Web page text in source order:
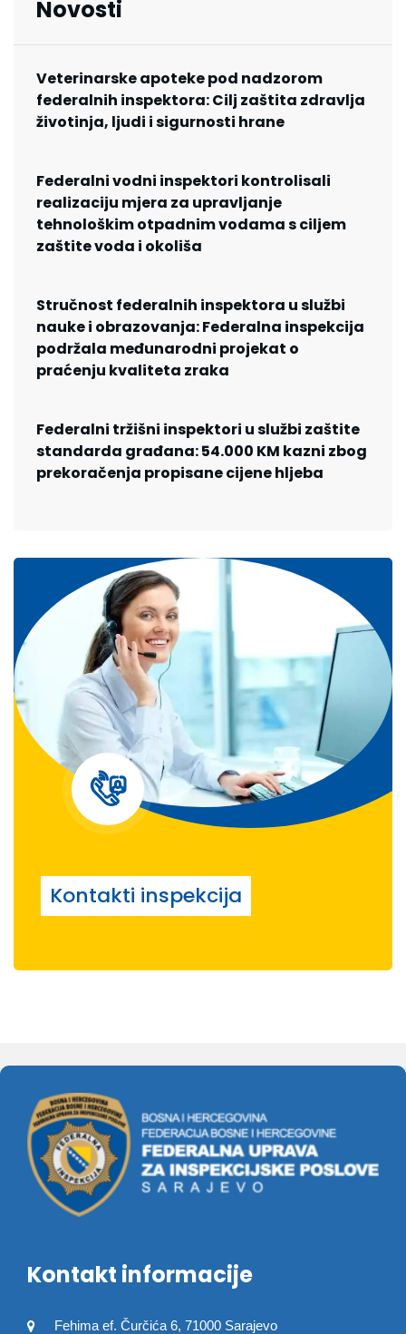
Novosti
Veterinarske apoteke pod nadzorom
federalnih inspektora: Cilj zaštita zdravlja
životinja, ljudi i sigurnosti hrane
Federalni vodni inspektori kontrolisali
realizaciju mjera za upravljanje
tehnološkim otpadnim vodama s ciljem
zaštite voda i okoliša
Stručnost federalnih inspektora u službi
nauke i obrazovanja: Federalna inspekcija
podržala međunarodni projekat o
praćenju kvaliteta zraka
Federalni tržišni inspektori u službi zaštite
standarda građana: 54.000 KM kazni zbog
prekoračenja propisane cijene hljeba
Kontakti inspekcija
Kontakt informacije
Fehima ef. Čurčića 6, 71000 Sarajevo